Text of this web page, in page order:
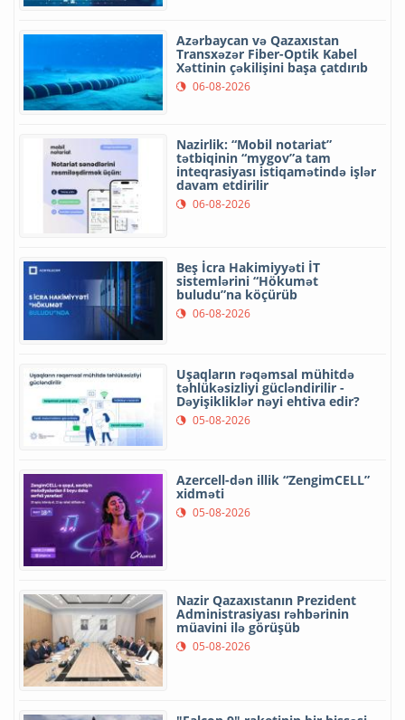
Azərbaycan və Qazaxıstan
Transxəzər Fiber-Optik Kabel
Xəttinin çəkilişini başa çatdırıb
06-08-2026
Nazirlik: “Mobil notariat”
tətbiqinin “mygov”a tam
inteqrasiyası istiqamətində işlər
davam etdirilir
06-08-2026
Beş İcra Hakimiyyəti İT
sistemlərini “Hökumət
buludu”na köçürüb
06-08-2026
Uşaqların rəqəmsal mühitdə
təhlükəsizliyi gücləndirilir -
Dəyişikliklər nəyi ehtiva edir?
05-08-2026
Azercell-dən illik “ZengimCELL”
xidməti
05-08-2026
Nazir Qazaxıstanın Prezident
Administrasiyası rəhbərinin
müavini ilə görüşüb
05-08-2026